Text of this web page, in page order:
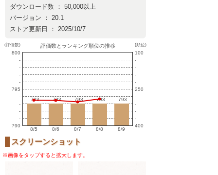
ダウンロード数 ： 50,000以上
バージョン ： 20.1
ストア更新日 ： 2025/10/7
(評価数)
800
-
-
-
-
795
-
-
-
-
790
評価数とランキング順位の推移
793
793 793
793 793
793 793
793 793
793
8/5 8/6 8/7 8/8 8/9
(順位)
100
-
-
-
-
250
-
-
-
-
400
スクリーンショット
※画像をタップすると拡大します。